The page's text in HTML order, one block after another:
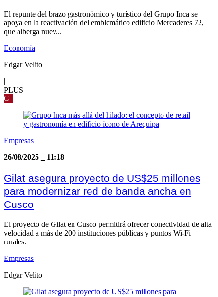
El repunte del brazo gastronómico y turístico del Grupo Inca se
apoya en la reactivación del emblemático edificio Mercaderes 72,
que alberga nuev...
Economía
Edgar Velito
|
PLUS
G
Empresas
26/08/2025
11:18
Gilat asegura proyecto de US$25 millones
para modernizar red de banda ancha en
Cusco
El proyecto de Gilat en Cusco permitirá ofrecer conectividad de alta
velocidad a más de 200 instituciones públicas y puntos Wi-Fi
rurales.
Empresas
Edgar Velito